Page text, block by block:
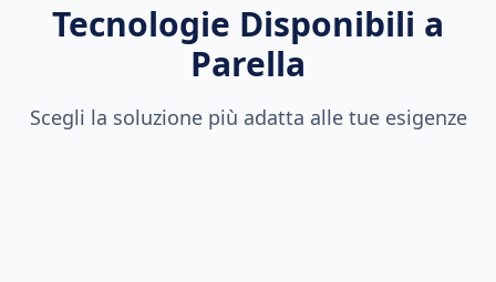
Tecnologie Disponibili a
Parella
Scegli la soluzione più adatta alle tue esigenze